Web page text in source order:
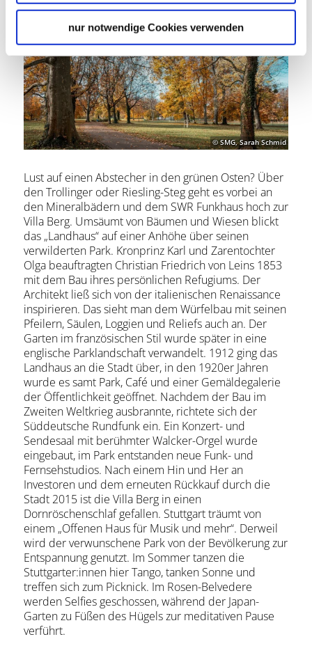
nur notwendige Cookies verwenden
Renaissance.
© SMG, Sarah Schmid
Lust auf einen Abstecher in den grünen Osten? Über
den Trollinger oder Riesling-Steg geht es vorbei an
den Mineralbädern und dem SWR Funkhaus hoch zur
Villa Berg. Umsäumt von Bäumen und Wiesen blickt
das „Landhaus“ auf einer Anhöhe über seinen
verwilderten Park. Kronprinz Karl und Zarentochter
Olga beauftragten Christian Friedrich von Leins 1853
mit dem Bau ihres persönlichen Refugiums. Der
Architekt ließ sich von der italienischen Renaissance
inspirieren. Das sieht man dem Würfelbau mit seinen
Pfeilern, Säulen, Loggien und Reliefs auch an. Der
Garten im französischen Stil wurde später in eine
englische Parklandschaft verwandelt. 1912 ging das
Landhaus an die Stadt über, in den 1920er Jahren
wurde es samt Park, Café und einer Gemäldegalerie
der Öffentlichkeit geöffnet. Nachdem der Bau im
Zweiten Weltkrieg ausbrannte, richtete sich der
Süddeutsche Rundfunk ein. Ein Konzert- und
Sendesaal mit berühmter Walcker-Orgel wurde
eingebaut, im Park entstanden neue Funk- und
Fernsehstudios. Nach einem Hin und Her an
Investoren und dem erneuten Rückkauf durch die
Stadt 2015 ist die Villa Berg in einen
Dornröschenschlaf gefallen. Stuttgart träumt von
einem „Offenen Haus für Musik und mehr“. Derweil
wird der verwunschene Park von der Bevölkerung zur
Entspannung genutzt. Im Sommer tanzen die
Stuttgarter:innen hier Tango, tanken Sonne und
treffen sich zum Picknick. Im Rosen-Belvedere
werden Selfies geschossen, während der Japan-
Garten zu Füßen des Hügels zur meditativen Pause
verführt.